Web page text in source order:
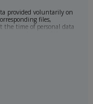
provided voluntarily on
files,
the time of personal data
established
with the utmost
for the General